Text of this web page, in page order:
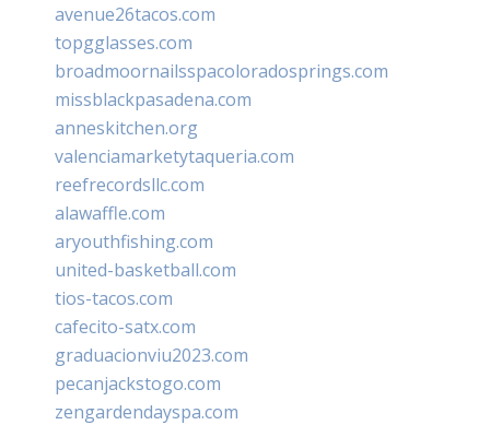
avenue26tacos.com
topgglasses.com
broadmoornailsspacoloradosprings.com
missblackpasadena.com
anneskitchen.org
valenciamarketytaqueria.com
reefrecordsllc.com
alawaffle.com
aryouthfishing.com
united-basketball.com
tios-tacos.com
cafecito-satx.com
graduacionviu2023.com
pecanjackstogo.com
zengardendayspa.com